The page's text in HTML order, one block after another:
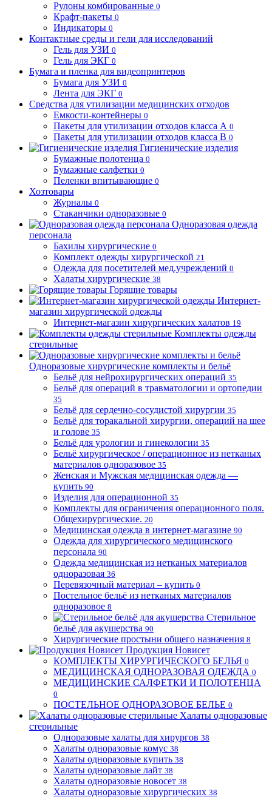
Рулоны комбированные 0
Крафт-пакеты 0
Индикаторы 0
Контактные среды и гели для исследований
Гель для УЗИ 0
Гель для ЭКГ 0
Бумага и пленка для видеопринтеров
Бумага для УЗИ 0
Лента для ЭКГ 0
Средства для утилизации медицинских отходов
Емкости-контейнеры 0
Пакеты для утилизации отходов класса А 0
Пакеты для утилизации отходов класса В 0
Гигиенические изделия
Бумажные полотенца 0
Бумажные салфетки 0
Пеленки впитывающие 0
Хозтовары
Журналы 0
Стаканчики одноразовые 0
Одноразовая одежда
персонала
Бахилы хирургические 0
Комплект одежды хирургической 21
Одежда для посетителей мед.учреждений 0
Халаты хирургические 38
Горящие товары
Интернет-
магазин хирургической одежды
Интернет-магазин хирургических халатов 19
Комплекты одежды
стерильные
Одноразовые хирургические комплекты и бельё
Бельё для нейрохирургических операций 35
Бельё для операций в травматологии и ортопедии
35
Бельё для сердечно-сосудистой хирургии 35
Бельё для торакальной хирургии, операций на шее
и голове 35
Бельё для урологии и гинекологии 35
Бельё хирургическое / операционное из нетканых
материалов одноразовое 35
Женская и Мужская медицинская одежда —
купить 90
Изделия для операционной 35
Комплекты для ограничения операционного поля.
Общехирургические. 20
Медицинская одежда в интернет-магазине 90
Одежда для хирургического медицинского
персонала 90
Одежда медицинская из нетканых материалов
одноразовая 36
Перевязочный материал – купить 0
Постельное бельё из нетканых материалов
одноразовое 8
Стерильное
бельё для акушерства 90
Хирургические простыни общего назначения 8
Продукция Новисет
КОМПЛЕКТЫ ХИРУРГИЧЕСКОГО БЕЛЬЯ 0
МЕДИЦИНСКАЯ ОДНОРАЗОВАЯ ОДЕЖДА 0
МЕДИЦИНСКИЕ САЛФЕТКИ И ПОЛОТЕНЦА
0
ПОСТЕЛЬНОЕ ОДНОРАЗОВОЕ БЕЛЬЕ 0
Халаты одноразовые
стерильные
Одноразовые халаты для хирургов 38
Халаты одноразовые комус 38
Халаты одноразовые купить 38
Халаты одноразовые лайт 38
Халаты одноразовые новосет 38
Халаты одноразовые хирургических 38